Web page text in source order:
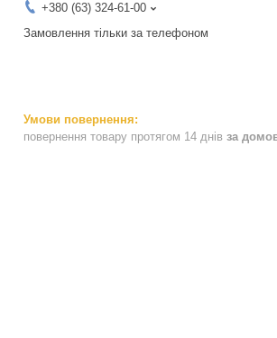
+380 (63) 324-61-00
Замовлення тільки за телефоном
повернення товару протягом 14 днів за